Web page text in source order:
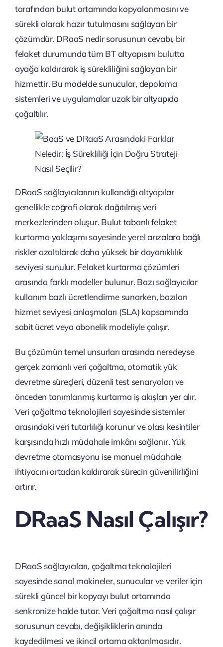
tarafından bulut ortamında kopyalanmasını ve
sürekli olarak hazır tutulmasını sağlayan bir
çözümdür. DRaaS nedir sorusunun cevabı, bir
felaket durumunda tüm BT altyapısını bulutta
ayağa kaldırarak iş sürekliliğini sağlayan bir
hizmettir. Bu modelde sunucular, depolama
sistemleri ve uygulamalar uzak bir altyapıda
çoğaltılır.
DRaaS sağlayıcılarının kullandığı altyapılar
genellikle coğrafi olarak dağıtılmış veri
merkezlerinden oluşur. Bulut tabanlı felaket
kurtarma yaklaşımı sayesinde yerel arızalara bağlı
riskler azaltılarak daha yüksek bir dayanıklılık
seviyesi sunulur. Felaket kurtarma çözümleri
arasında farklı modeller bulunur. Bazı sağlayıcılar
kullanım bazlı ücretlendirme sunarken, bazıları
hizmet seviyesi anlaşmaları (SLA) kapsamında
sabit ücret veya abonelik modeliyle çalışır.
Bu çözümün temel unsurları arasında neredeyse
gerçek zamanlı veri çoğaltma, otomatik yük
devretme süreçleri, düzenli test senaryoları ve
önceden tanımlanmış kurtarma iş akışları yer alır.
Veri çoğaltma teknolojileri sayesinde sistemler
arasındaki veri tutarlılığı korunur ve olası kesintiler
karşısında hızlı müdahale imkânı sağlanır. Yük
devretme otomasyonu ise manuel müdahale
ihtiyacını ortadan kaldırarak sürecin güvenilirliğini
artırır.
DRaaS Nasıl Çalışır?
DRaaS sağlayıcıları, çoğaltma teknolojileri
sayesinde sanal makineler, sunucular ve veriler için
sürekli güncel bir kopyayı bulut ortamında
senkronize halde tutar. Veri çoğaltma nasıl çalışır
sorusunun cevabı, değişikliklerin anında
kaydedilmesi ve ikincil ortama aktarılmasıdır.